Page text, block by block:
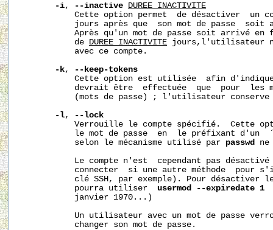
-i, --inactive
DUREE_INACTIVITE
Cette option permet  de désactiver  un
jours après que  son mot de passe  soit
Après qu'un mot de passe soit arrivé en
           de
DUREE_INACTIVITE jours,l'utilisateur
           avec ce compte.
-k,
--keep-tokens
Cette option est utilisée  afin
devrait être  effectuée  que  pour  les
(mots de passe) ; l'utilisateur
-l,
--lock
Verrouille le compte spécifié.  Cette
le mot de passe  en  le préfixant d'un
           selon le mécanisme utilisé par
passwd
ne
Le compte n'est  cependant pas
connecter  si une autre méthode  pour
clé SSH, par exemple). Pour désactiver
           pourra utiliser
usermod --expiredate 1
           janvier 1970...)
Un utilisateur avec un mot de passe
           changer son mot de passe.